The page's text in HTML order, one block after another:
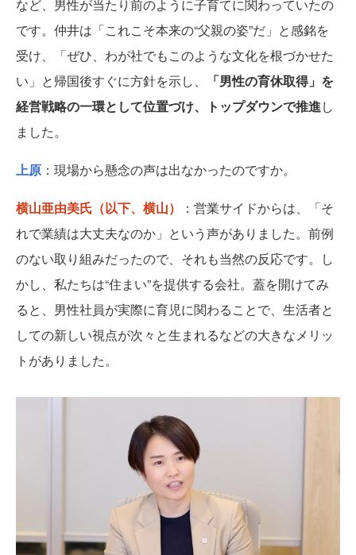
など、男性が当たり前のように子育てに関わっていたの
です。仲井は「これこそ本来の“父親の姿”だ」と感銘を
受け、「ぜひ、わが社でもこのような文化を根づかせた
い」と帰国後すぐに方針を示し、
「男性の育休取得」を
経営戦略の一環として位置づけ、トップダウンで推進し
ました。
上原 ：現場から懸念の声は出なかったのですか。
横山亜由美氏（以下、横山）
：営業サイドからは、「そ
れで業績は大丈夫なのか」という声がありました。前例
のない取り組みだったので、それも当然の反応です。し
かし、私たちは“住まい”を提供する会社。蓋を開けてみ
ると、男性社員が実際に育児に関わることで、生活者と
しての新しい視点が次々と生まれるなどの大きなメリッ
トがありました。